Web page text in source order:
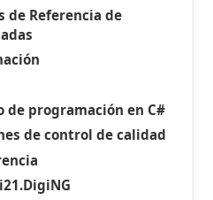
de Referencia de
de programación en C#
de control de calidad